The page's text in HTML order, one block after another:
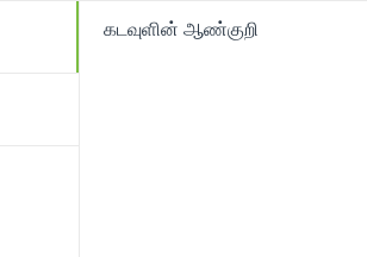
கடவுளின் ஆண்குறி